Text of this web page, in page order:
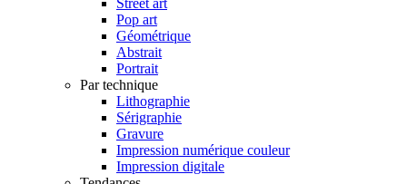
Pop art
Géométrique
Abstrait
Portrait
Par technique
Lithographie
Sérigraphie
Gravure
Impression numérique couleur
Impression digitale